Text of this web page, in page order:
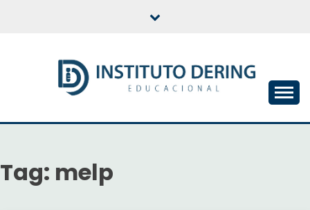
INSTITUTO DERING
EDUCACIONAL
Tag: melp